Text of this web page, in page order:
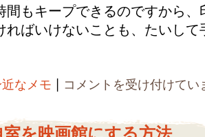
間もキープできるのですから
ればいけないことも、たいし
なメモ |
就
寝
幸
コメントを受け付けてい